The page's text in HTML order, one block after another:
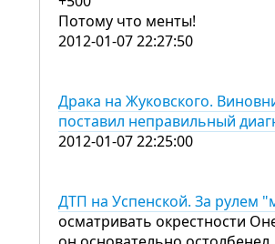
Потому что менты!
2012-01-07 22:27:50
Драка на Жуковского.
поставил неправильный
2012-01-07 22:25:00
ДТП на Успенской. За рулем
осматривать окрестности